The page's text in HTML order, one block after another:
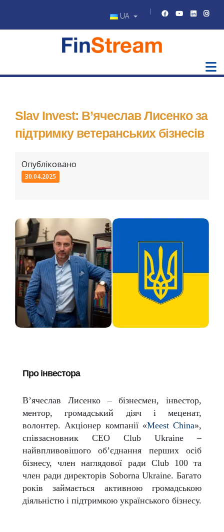
UA
Slav Invest: В’ячеслав Лисенко за
підтримку ветеранських бізнесів
Опубліковано
30.04.2025
Про інвестора
В’ячеслав Лисенко – бізнесмен, інвестор,
ментор, громадський діяч і меценат,
волонтер. Акціонер компанії «Meest China»,
співзасновник CEO Club Ukraine –
найвпливовішого об’єднання перших осіб
бізнесу, член наглядової ради Club 100 та
член ради директорів Soborna Ukraine. Багато
років займається активною громадською
діяльністю і підтримкою українського бізнесу.